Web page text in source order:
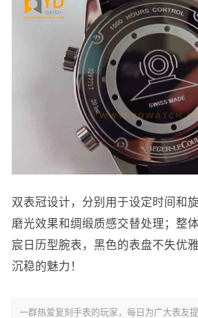
双表冠设计，分别用于设定时间和
磨光效果和绸缎质感交替处理；整
宸日历型腕表，黑色的表盘不失优
沉稳的魅力！
一群热爱复刻手表的玩家，每日为广大表友